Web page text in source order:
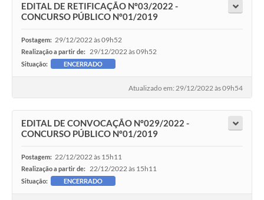
EDITAL DE RETIFICAÇÃO Nº03/2022 -
CONCURSO PÚBLICO Nº01/2019
Postagem: 29/12/2022 às 09h52
Realização a partir de: 29/12/2022 às 09h52
Situação: ENCERRADO
Atualizado em: 29/12/2022 às 09h54
EDITAL DE CONVOCAÇÃO Nº029/2022 -
CONCURSO PÚBLICO Nº01/2019
Postagem: 22/12/2022 às 15h11
Realização a partir de: 22/12/2022 às 15h11
Situação: ENCERRADO